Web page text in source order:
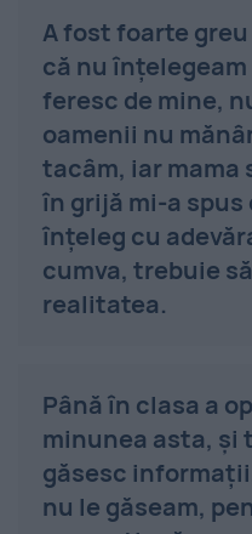
A fost foarte
că nu
feresc de mine,
oamenii nu
tacâm, iar mama
în grijă mi-a spus
înţeleg cu
cumva, trebuie
realitatea.
Până în clasa a
minunea asta, şi
găsesc
nu le găseam,